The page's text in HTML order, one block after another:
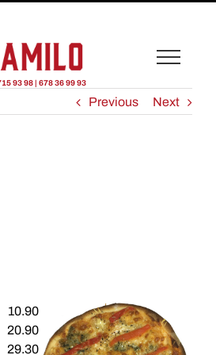
93 98| 678 36 99 93
Previous Next
10.90
20.90
29.30
View
Larger
Image